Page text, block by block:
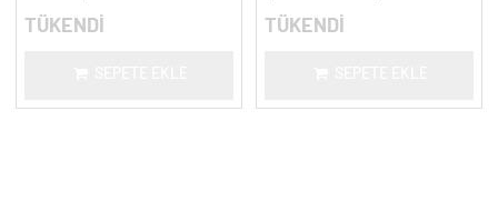
TÜKENDİ TÜKENDİ